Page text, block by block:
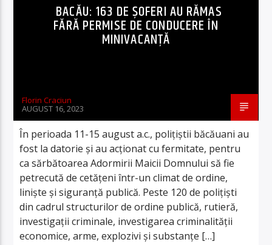
BACĂU: 163 DE ȘOFERI AU RĂMAS
FĂRĂ PERMISE DE CONDUCERE ÎN
MINIVACANȚĂ
Florin Craciun
AUGUST 16, 2023
În perioada 11-15 august a.c., poliţiştii băcăuani au
fost la datorie şi au acţionat cu fermitate, pentru
ca sărbătoarea Adormirii Maicii Domnului să fie
petrecută de cetățeni într-un climat de ordine,
linişte şi siguranţă publică. Peste 120 de poliţişti
din cadrul structurilor de ordine publică, rutieră,
investigaţii criminale, investigarea criminalităţii
economice, arme, explozivi şi substanţe […]